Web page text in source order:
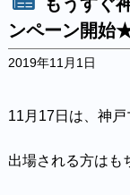
ンペーン開始
2019年11月1日
11月17日は、神戸
出場される方はも